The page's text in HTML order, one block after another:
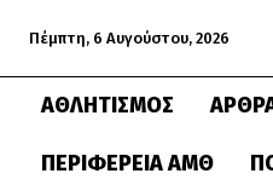
Πέμπτη, 6 Αυγούστου, 2026
ΑΘΛΗΤΙΣΜΌΣ
ΠΕΡΙΦΈΡΕΙΑ ΑΜΘ